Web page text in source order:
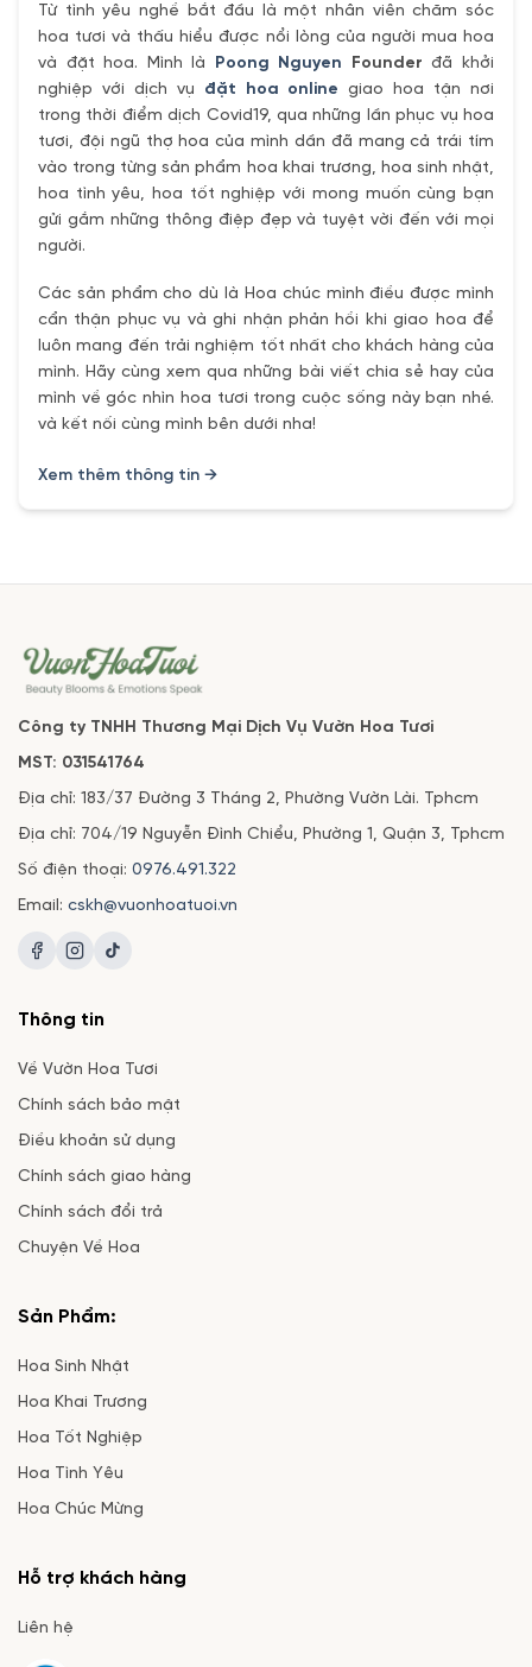
Từ tình yêu nghề bắt đầu là một nhân viên chăm sóc
hoa tươi và thấu hiểu được nổi lòng của người mua hoa
và đặt hoa. Mình là
Poong Nguyen Founder đã khởi
nghiệp với dịch vụ đặt hoa online giao hoa tận nơi
trong thời điểm dịch Covid19, qua những lần phục vụ hoa
tươi, đội ngũ thợ hoa của mình dần đã mang cả trái tím
vào trong từng sản phẩm hoa khai trương, hoa sinh nhật,
hoa tình yêu, hoa tốt nghiệp với mong muốn cùng bạn
gửi gắm những thông điệp đẹp và tuyệt vời đến với mọi
người.
Các sản phẩm cho dù là Hoa chúc mình điều được mình
cẩn thận phục vụ và ghi nhận phản hồi khi giao hoa để
luôn mang đến trải nghiệm tốt nhất cho khách hàng của
mình. Hãy cùng xem qua những bài viết chia sẻ hay của
mình về góc nhìn hoa tươi trong cuộc sống này bạn nhé.
và kết nối cùng mình bên dưới nha!
Xem thêm thông tin →
Công ty TNHH Thương Mại Dịch Vụ Vườn Hoa Tươi
MST: 031541764
Địa chỉ: 183/37 Đường 3 Tháng 2, Phường Vườn Lài. Tphcm
Địa chỉ: 704/19 Nguyễn Đình Chiểu, Phường 1, Quận 3, Tphcm
Số điện thoại: 0976.491.322
Email: cskh@vuonhoatuoi.vn
Thông tin
Về Vườn Hoa Tươi
Chính sách bảo mật
Điều khoản sử dụng
Chính sách giao hàng
Chính sách đổi trả
Chuyện Về Hoa
Sản Phẩm:
Hoa Sinh Nhật
Hoa Khai Trương
Hoa Tốt Nghiệp
Hoa Tình Yêu
Hoa Chúc Mừng
Hỗ trợ khách hàng
Liên hệ